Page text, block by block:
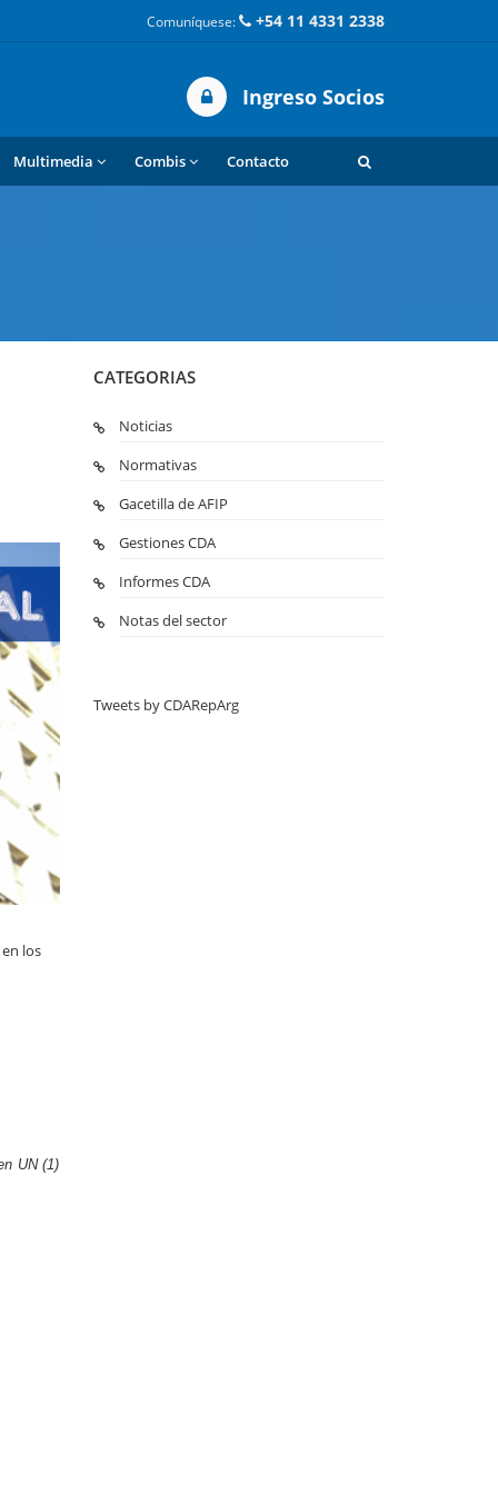
Comuníquese: +54 11 4331 2338
Ingreso Socios
Multimedia Combis Contacto
los
UN (1)
CATEGORIAS
Noticias
Normativas
Gacetilla de AFIP
Gestiones CDA
Informes CDA
Notas del sector
Tweets by CDARepArg